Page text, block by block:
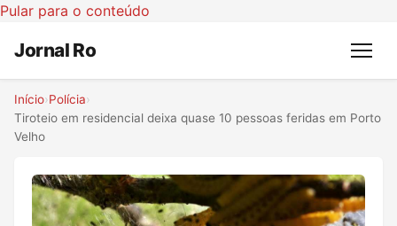
Pular para o conteúdo
Jornal Ro Menu
Início›Polícia›
Tiroteio em residencial deixa quase 10 pessoas feridas em Porto
Velho